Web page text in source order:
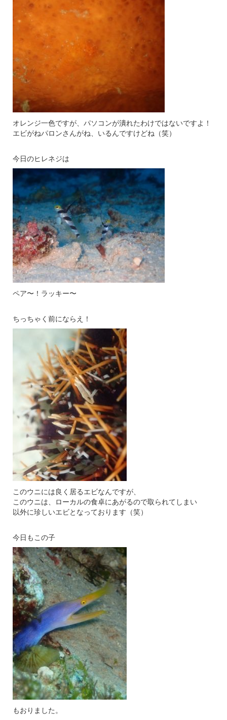
オレンジ一色ですが、パソコンが潰れたわけではないですよ！
エビがねパロンさんがね、いるんですけどね（笑）
今日のヒレネジは
ペア〜！ラッキー〜
ちっちゃく前にならえ！
このウニには良く居るエビなんですが、
このウニは、ローカルの食卓にあがるので取られてしまい
以外に珍しいエビとなっております（笑）
今日もこの子
もおりました。